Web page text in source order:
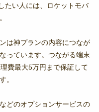
たい人には、ロケットモバ
は神プランの内容につなが
っています。つながる端末
費最大5万円まで保証して
。
どのオプションサービスの